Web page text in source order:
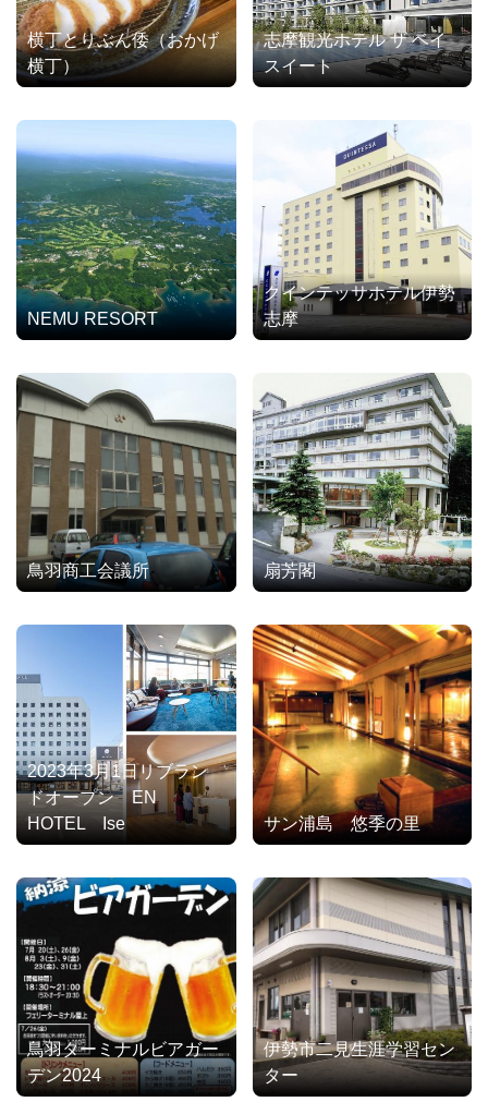
横丁とりぶん倭（おかげ
横丁）
志摩観光ホテル ザ ベイ
スイート
NEMU RESORT
クインテッサホテル伊勢
志摩
鳥羽商工会議所 扇芳閣
2023年3月1日リブラン
ドオープン EN
HOTEL Ise
サン浦島 悠季の里
鳥羽ターミナルビアガー
デン2024
伊勢市二見生涯学習セン
ター